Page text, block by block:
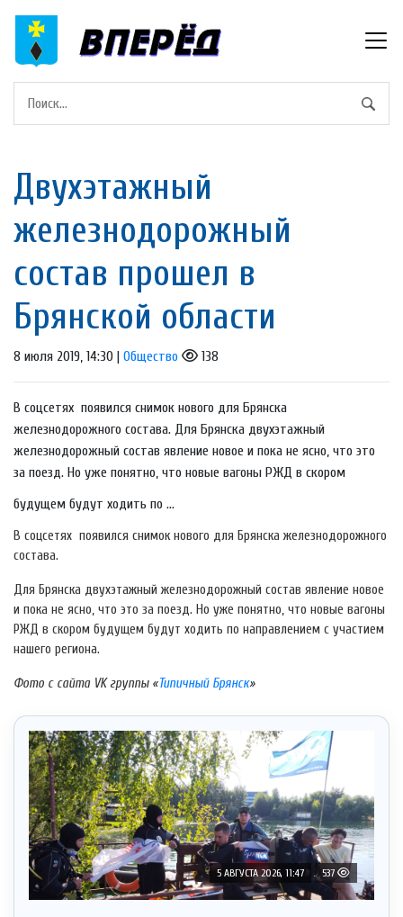
Двухэтажный
железнодорожный
состав прошел в
Брянской области
8 июля 2019, 14:30 | Общество 138
В соцсетях появился снимок нового для Брянска
железнодорожного состава. Для Брянска двухэтажный
железнодорожный состав явление новое и пока не ясно, что это
за поезд. Но уже понятно, что новые вагоны РЖД в скором
будущем будут ходить по ...
В соцсетях появился снимок нового для Брянска железнодорожного
состава.
Для Брянска двухэтажный железнодорожный состав явление новое
и пока не ясно, что это за поезд. Но уже понятно, что новые вагоны
РЖД в скором будущем будут ходить по направлением с участием
нашего региона.
Фото с сайта VK группы «Типичный Брянск»
5 АВГУСТА 2026, 11:47 537